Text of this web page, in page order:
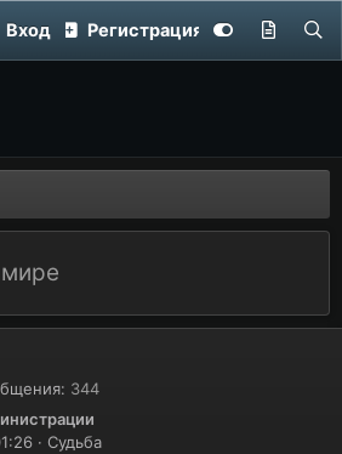
Вход Регистрация
344
Судьба